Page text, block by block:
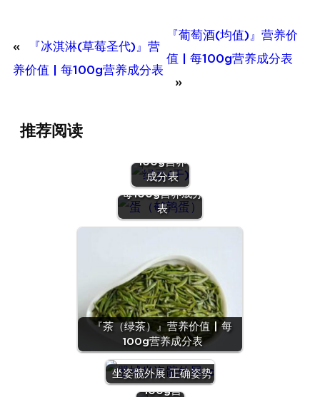
«
『冰淇淋(草莓圣代)』营
养价值 | 每100g营养成分表
『葡萄酒(均值)』营养价
值 | 每100g营养成分表
»
推荐阅读
100g营养
成分表
『蛋（鹌鹑
蛋）』营养价值 |
每100g营养成分
表
『茶（绿茶）』营养价值 | 每
100g营养成分表
坐姿髋外展 正确姿势
『沙拉
酱』营养
价值 | 每
100g营